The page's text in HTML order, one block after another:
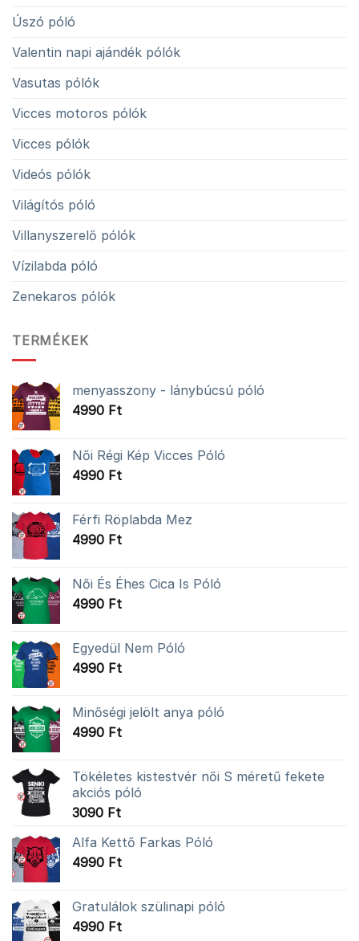
Úszó póló
Valentin napi ajándék pólók
Vasutas pólók
Vicces motoros pólók
Vicces pólók
Videós pólók
Világítós póló
Villanyszerelő pólók
Vízilabda póló
Zenekaros pólók
TERMÉKEK
menyasszony - lánybúcsú póló
4990 Ft
Női Régi Kép Vicces Póló
4990 Ft
Férfi Röplabda Mez
4990 Ft
Női És Éhes Cica Is Póló
4990 Ft
Egyedül Nem Póló
4990 Ft
Minőségi jelölt anya póló
4990 Ft
Tökéletes kistestvér női S méretű fekete
akciós póló
3090 Ft
Alfa Kettő Farkas Póló
4990 Ft
Gratulálok szülinapi póló
4990 Ft